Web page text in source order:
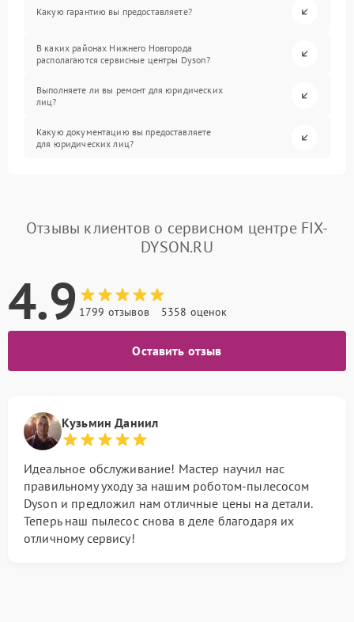
Какую гарантию вы предоставляете?
В каких районах Нижнего Новгорода
располагаются сервисные центры Dyson?
Выполняете ли вы ремонт для юридических
лиц?
Какую документацию вы предоставляете
для юридических лиц?
Отзывы клиентов о сервисном центре FIX-
DYSON.RU
4.9 1799 отзывов 5358 оценок
Оставить отзыв
Кузьмин Даниил
Идеальное обслуживание! Мастер научил нас
правильному уходу за нашим роботом-пылесосом
Dyson и предложил нам отличные цены на детали.
Теперь наш пылесос снова в деле благодаря их
отличному сервису!